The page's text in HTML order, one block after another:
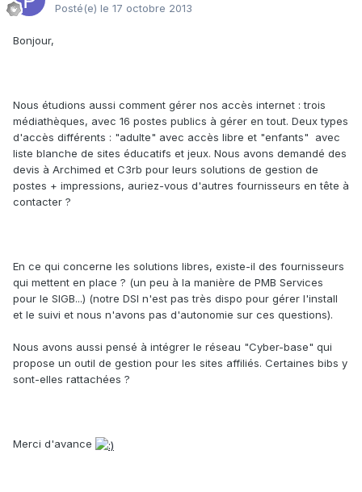
Posté(e) le 17 octobre 2013
Bonjour,
Nous étudions aussi comment gérer nos accès internet : trois
médiathèques, avec 16 postes publics à gérer en tout. Deux types
d'accès différents : "adulte" avec accès libre et "enfants" avec
liste blanche de sites éducatifs et jeux. Nous avons demandé des
devis à Archimed et C3rb pour leurs solutions de gestion de
postes + impressions, auriez-vous d'autres fournisseurs en tête à
contacter ?
En ce qui concerne les solutions libres, existe-il des fournisseurs
qui mettent en place ? (un peu à la manière de PMB Services
pour le SIGB...) (notre DSI n'est pas très dispo pour gérer l'install
et le suivi et nous n'avons pas d'autonomie sur ces questions).
Nous avons aussi pensé à intégrer le réseau "Cyber-base" qui
propose un outil de gestion pour les sites affiliés. Certaines bibs y
sont-elles rattachées ?
Merci d'avance